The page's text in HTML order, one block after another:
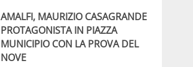
AMALFI, MAURIZIO CASAGRANDE
PROTAGONISTA IN PIAZZA
MUNICIPIO CON LA PROVA DEL
NOVE